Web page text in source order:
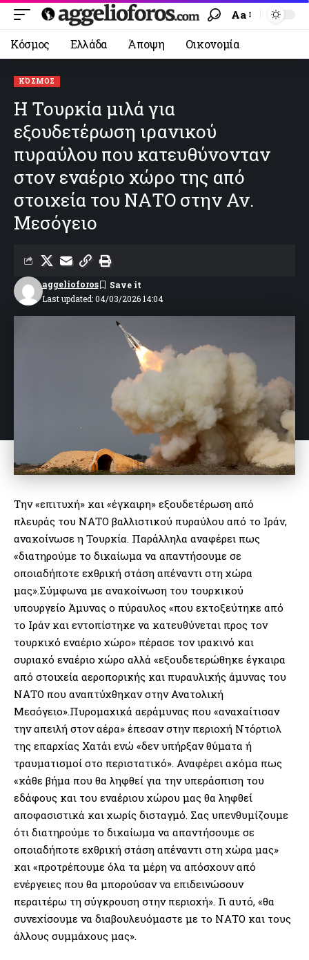
Aa
Κόσμος Ελλάδα Άποψη Οικονομία
ΚΌΣΜΟΣ
Η Τουρκία μιλά για
εξουδετέρωση ιρανικού
πυραύλου που κατευθύνονταν
στον εναέριο χώρο της από
στοιχεία του ΝΑΤΟ στην Αν.
Μεσόγειο
Last updated: 04/03/2026 14:04
aggelioforos
Την «επιτυχή» και «έγκαιρη» εξουδετέρωση από
πλευράς του ΝΑΤΟ βαλλιστικού πυραύλου από το Ιράν,
ανακοίνωσε η Τουρκία. Παράλληλα αναφέρει πως
«διατηρούμε το δικαίωμα να απαντήσουμε σε
οποιαδήποτε εχθρική στάση απέναντι στη χώρα
μας».Σύμφωνα με ανακοίνωση του τουρκικού
υπουργείο Άμυνας ο πύραυλος «που εκτοξεύτηκε από
το Ιράν και εντοπίστηκε να κατευθύνεται προς τον
τουρκικό εναέριο χώρο» πέρασε τον ιρακινό και
συριακό εναέριο χώρο αλλά «εξουδετερώθηκε έγκαιρα
από στοιχεία αεροπορικής και πυραυλικής άμυνας του
ΝΑΤΟ που αναπτύχθηκαν στην Ανατολική
Μεσόγειο».Πυρομαχικά αεράμυνας που «αναχαίτισαν
την απειλή στον αέρα» έπεσαν στην περιοχή Ντόρτιολ
της επαρχίας Χατάι ενώ «δεν υπήρξαν θύματα ή
τραυματισμοί στο περιστατικό». Αναφέρει ακόμα πως
«κάθε βήμα που θα ληφθεί για την υπεράσπιση του
εδάφους και του εναέριου χώρου μας θα ληφθεί
αποφασιστικά και χωρίς δισταγμό. Σας υπενθυμίζουμε
ότι διατηρούμε το δικαίωμα να απαντήσουμε σε
οποιαδήποτε εχθρική στάση απέναντι στη χώρα μας»
και «προτρέπουμε όλα τα μέρη να απόσχουν από
ενέργειες που θα μπορούσαν να επιδεινώσουν
περαιτέρω τη σύγκρουση στην περιοχή». Γι αυτό, «θα
συνεχίσουμε να διαβουλευόμαστε με το ΝΑΤΟ και τους
άλλους συμμάχους μας».